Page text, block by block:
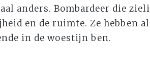
anders. Bombardeer die
en de ruimte. Ze hebben
in de woestijn ben.